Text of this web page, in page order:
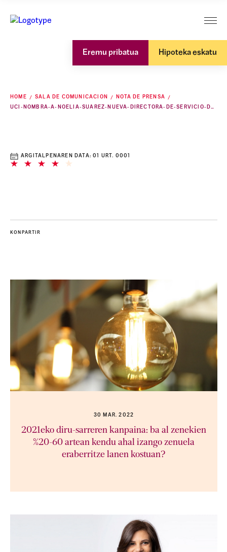
Eremu pribatua Hipoteka eskatu
HOME SALA DE COMUNICACION
NOTA DE PRENSA
UCI-NOMBRA-A-NOELIA-SUAREZ-NUEVA-DIRECTORA-DE-SERVICIO-DE-ATENCION-POSVENTA
ARGITALPENAREN DATA:01 URT. 0001
KONPARTIR
30 MAR. 2022
2021eko diru-sarreren kanpaina: ba al zenekien
%20-60 artean kendu ahal izango zenuela
eraberritze lanen kostuan?